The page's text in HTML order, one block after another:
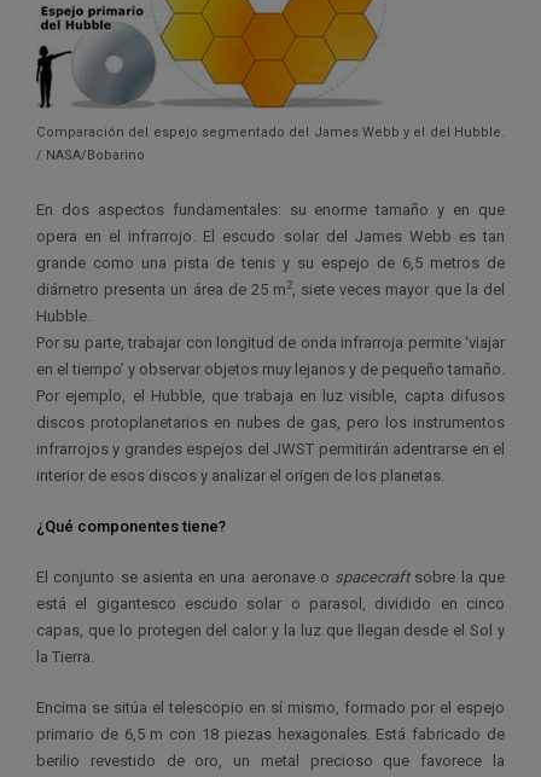
Comparación del espejo segmentado del James Webb y el del Hubble.
/ NASA/Bobarino
En dos aspectos fundamentales: su enorme tamaño y en que
opera en el infrarrojo. El escudo solar del James Webb es tan
grande como una pista de tenis y su espejo de 6,5 metros de
diámetro presenta un área de 25 m2, siete veces mayor que la del
Hubble.
Por su parte, trabajar con longitud de onda infrarroja permite ‘viajar
en el tiempo’ y observar objetos muy lejanos y de pequeño tamaño.
Por ejemplo, el Hubble, que trabaja en luz visible, capta difusos
discos protoplanetarios en nubes de gas, pero los instrumentos
infrarrojos y grandes espejos del JWST permitirán adentrarse en el
interior de esos discos y analizar el origen de los planetas.
¿Qué componentes tiene?
El conjunto se asienta en una aeronave o spacecraftsobre la que
está el gigantesco escudo solar o parasol, dividido en cinco
capas, que lo protegen del calor y la luz que llegan desde el Sol y
la Tierra.
Encima se sitúa el telescopio en sí mismo, formado por el espejo
primario de 6,5 m con 18 piezas hexagonales. Está fabricado de
berilio revestido de oro, un metal precioso que favorece la